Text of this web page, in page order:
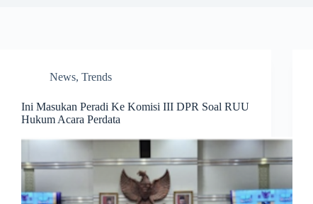
News, Trends
Ini Masukan Peradi Ke Komisi III DPR Soal RUU
Hukum Acara Perdata